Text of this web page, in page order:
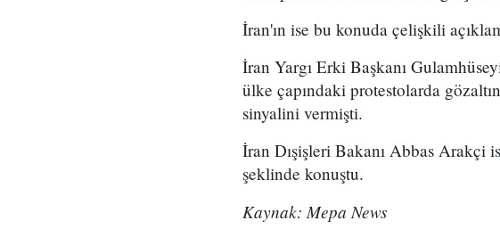
İran'ın ise bu konuda çelişkili
İran Yargı Erki Başkanı
ülke çapındaki protestolarda
sinyalini vermişti.
İran Dışişleri Bakanı Abbas Arakçi
şeklinde konuştu.
Kaynak: Mepa News